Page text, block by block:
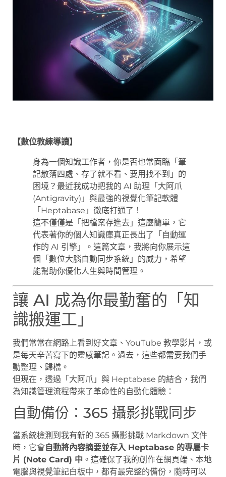
【數位教練導讀】
身為一個知識工作者，你是否也常面臨「筆
記散落四處、存了就不看、要用找不到」的
困境？最近我成功把我的 AI 助理「大阿爪
(Antigravity)」與最強的視覺化筆記軟體
「Heptabase」徹底打通了！
這不僅僅是「把檔案存進去」這麼簡單，它
代表著你的個人知識庫真正長出了「自動運
作的 AI 引擎」。這篇文章，我將向你展示這
個「數位大腦自動同步系統」的威力，希望
能幫助你優化人生與時間管理。
讓 AI 成為你最勤奮的「知
識搬運工」
我們常常在網路上看到好文章、YouTube 教學影片，或
是每天辛苦寫下的靈感筆記。過去，這些都需要我們手
動整理、歸檔。
但現在，透過「大阿爪」與 Heptabase 的結合，我們
為知識管理流程帶來了革命性的自動化體驗：
自動備份：365 攝影挑戰同步
當系統檢測到我有新的 365 攝影挑戰 Markdown 文件
時，它會自動將內容摘要並存入 Heptabase 的專屬卡
片 (Note Card) 中 。這確保了我的創作在網頁端、本地
電腦與視覺筆記白板中，都有最完整的備份，隨時可以